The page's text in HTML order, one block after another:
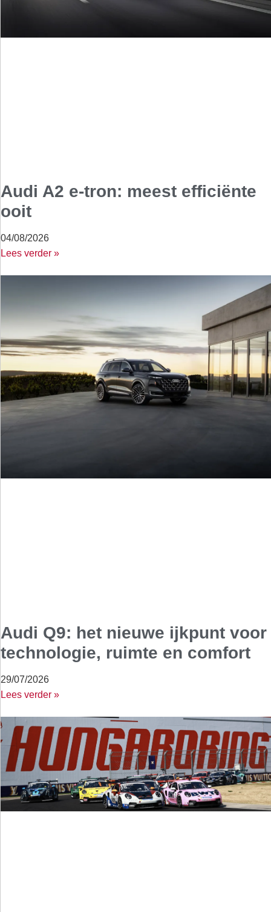
Audi A2 e-tron: meest efficiënte
ooit
04/08/2026
Lees verder »
Audi Q9: het nieuwe ijkpunt voor
technologie, ruimte en comfort
29/07/2026
Lees verder »